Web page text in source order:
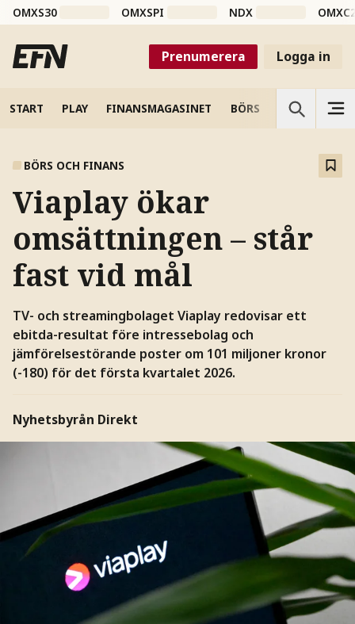
OMXS30 OMXSPI NDX
Prenumerera Logga in
START PLAY FINANSMAGASINET BÖRS VETENSKAP
BÖRS OCH FINANS
Viaplay ökar
omsättningen – står
fast vid mål
TV- och streamingbolaget Viaplay redovisar ett
ebitda-resultat före intressebolag och
jämförelsestörande poster om 101 miljoner kronor
(-180) för det första kvartalet 2026.
Nyhetsbyrån Direkt